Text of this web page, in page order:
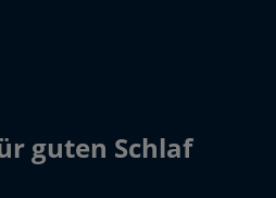
guten Schlaf